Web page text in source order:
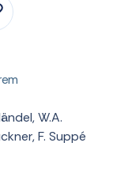
W.A.
F. Suppé